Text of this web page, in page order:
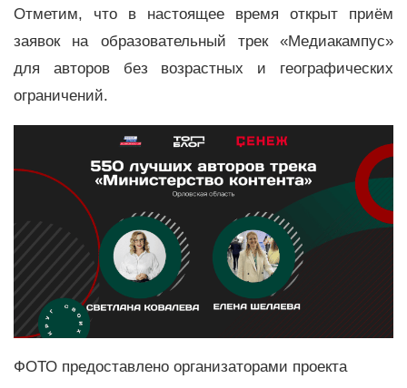
Отметим, что в настоящее время открыт приём
заявок на образовательный трек «Медиакампус»
для авторов без возрастных и географических
ограничений.
ФОТО предоставлено организаторами проекта